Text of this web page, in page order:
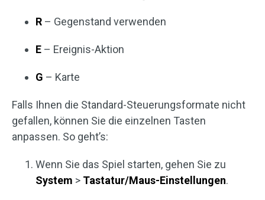
R – Gegenstand verwenden
E – Ereignis-Aktion
G – Karte
Falls Ihnen die Standard-Steuerungsformate nicht
gefallen, können Sie die einzelnen Tasten
anpassen. So geht’s:
Wenn Sie das Spiel starten, gehen Sie zu
System > Tastatur/Maus-Einstellungen.